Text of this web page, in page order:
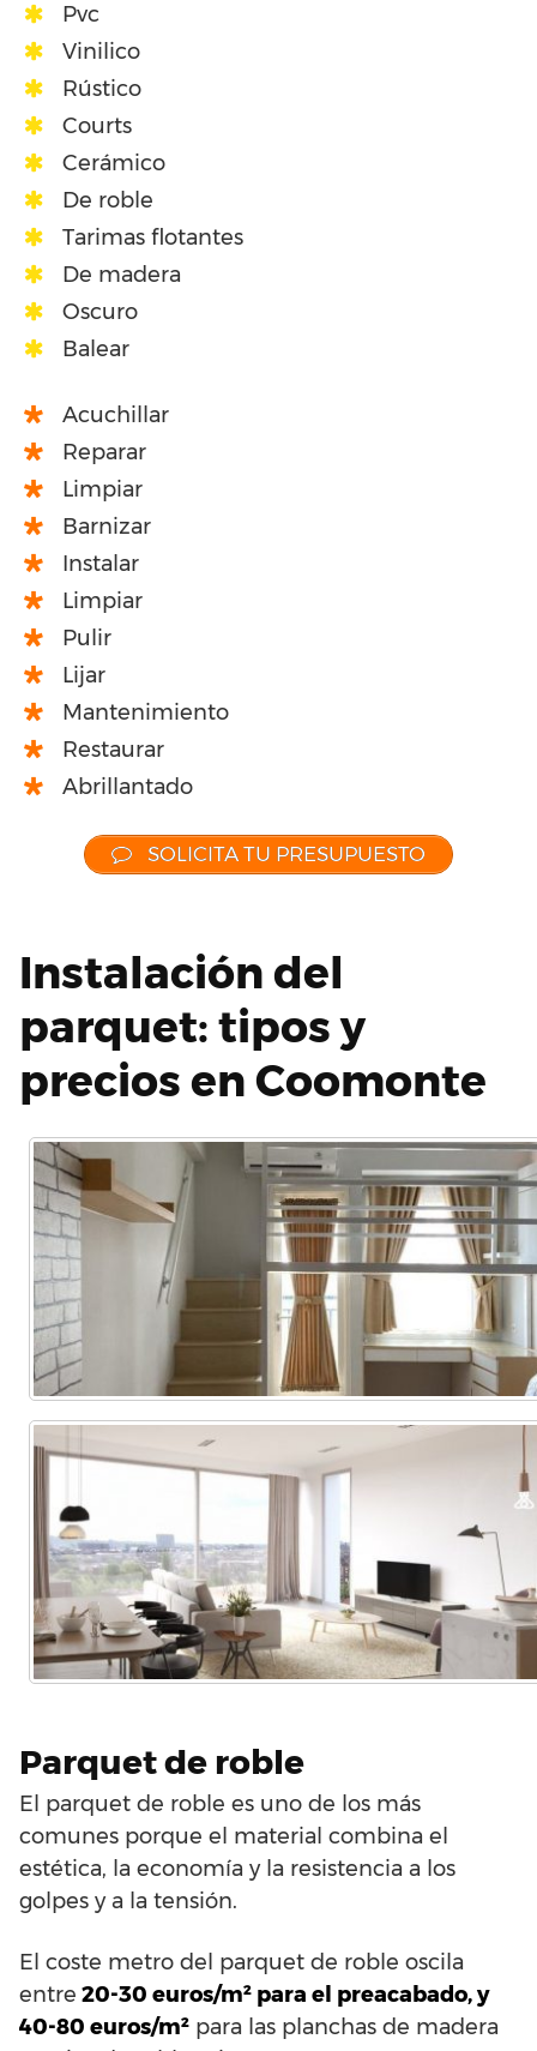
Pvc
Vinilico
Rústico
Courts
Cerámico
De roble
Tarimas flotantes
De madera
Oscuro
Balear
Acuchillar
Reparar
Limpiar
Barnizar
Instalar
Limpiar
Pulir
Lijar
Mantenimiento
Restaurar
Abrillantado
SOLICITA TU PRESUPUESTO
Instalación del
parquet: tipos y
precios en Coomonte
Parquet de roble
El parquet de roble es uno de los más
comunes porque el material combina el
estética, la economía y la resistencia a los
golpes y a la tensión.
El coste metro del parquet de roble oscila
entre 20-30 euros/m² para el preacabado, y
40-80 euros/m² para las planchas de madera